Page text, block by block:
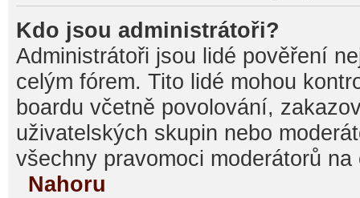
Kdo jsou administrátoři?
Administrátoři jsou lidé pověření
celým fórem. Tito lidé mohou
boardu včetně povolování,
uživatelských skupin nebo
všechny pravomoci moderátorů na
Nahoru